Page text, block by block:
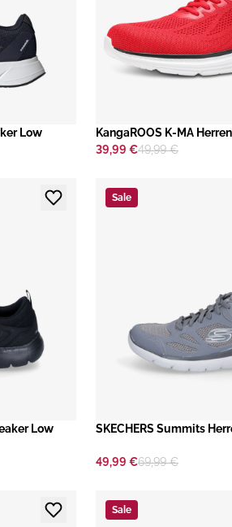
Low
KangaROOS K-MA
39,99 €49,99 €
Low
Sale
SKECHERS Summits
49,99 €69,99 €
Sale